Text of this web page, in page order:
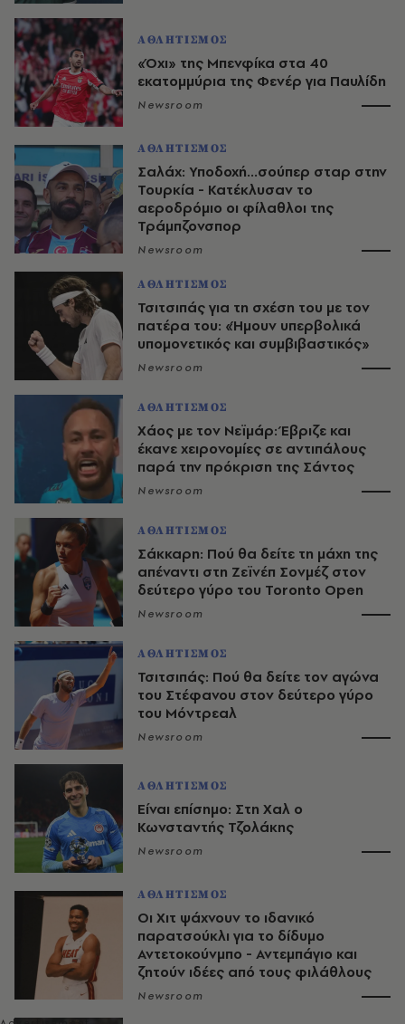
ΑΘΛΗΤΙΣΜΟΣ
«Όχι» της Μπενφίκα στα 40
εκατομμύρια της Φενέρ για Παυλίδη
Newsroom
ΑΘΛΗΤΙΣΜΟΣ
Σαλάχ: Υποδοχή...σούπερ σταρ στην
Τουρκία - Κατέκλυσαν το
αεροδρόμιο οι φίλαθλοι της
Τράμπζονσπορ
Newsroom
ΑΘΛΗΤΙΣΜΟΣ
Τσιτσιπάς για τη σχέση του με τον
πατέρα του: «Ήμουν υπερβολικά
υπομονετικός και συμβιβαστικός»
Newsroom
ΑΘΛΗΤΙΣΜΟΣ
Χάος με τον Νεϊμάρ: Έβριζε και
έκανε χειρονομίες σε αντιπάλους
παρά την πρόκριση της Σάντος
Newsroom
ΑΘΛΗΤΙΣΜΟΣ
Σάκκαρη: Πού θα δείτε τη μάχη της
απέναντι στη Ζεϊνέπ Σονμέζ στον
δεύτερο γύρο του Toronto Open
Newsroom
ΑΘΛΗΤΙΣΜΟΣ
Τσιτσιπάς: Πού θα δείτε τον αγώνα
του Στέφανου στον δεύτερο γύρο
του Μόντρεαλ
Newsroom
ΑΘΛΗΤΙΣΜΟΣ
Είναι επίσημο: Στη Χαλ ο
Κωνσταντής Τζολάκης
Newsroom
ΑΘΛΗΤΙΣΜΟΣ
Οι Χιτ ψάχνουν το ιδανικό
παρατσούκλι για το δίδυμο
Αντετοκούνμπο - Αντεμπάγιο και
ζητούν ιδέες από τους φιλάθλους
Newsroom